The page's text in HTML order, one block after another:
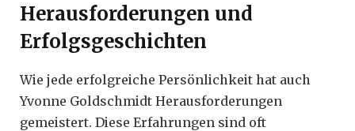
Herausforderungen und
Erfolgsgeschichten
Wie jede erfolgreiche Persönlichkeit hat auch
Yvonne Goldschmidt Herausforderungen
gemeistert. Diese Erfahrungen sind oft